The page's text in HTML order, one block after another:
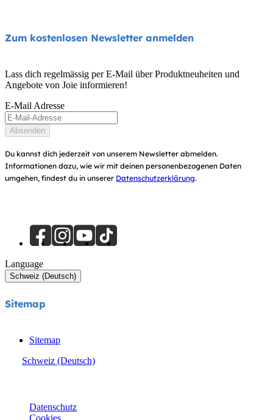
Reise- und Beistellbetten
Babytragen
Garantie
Benutzerhandbuch
Seitenübersicht
Über uns
Auszeichnungen
Händlersuche
Produktregistrierung
Zum kostenlosen Newsletter anmelden
Lass dich regelmässig per E-Mail über Produktneuheiten und
Angebote von Joie informieren!
E-Mail Adresse
Absenden
Du kannst dich jederzeit von unserem Newsletter abmelden.
Informationen dazu, wie wir mit deinen personenbezogenen Daten
umgehen, findest du in unserer Datenschutzerklärung.
Language
Schweiz (Deutsch)
Sitemap
Sitemap
Schweiz (Deutsch)
Datenschutz
Cookies